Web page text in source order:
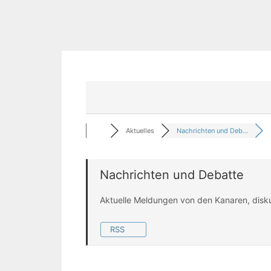
Aktuelles Nachrichten und Deb...
Nachrichten und Debatte
Aktuelle Meldungen von den Kanaren,
RSS